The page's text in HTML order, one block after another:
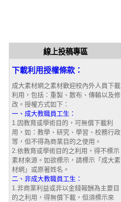
線上投稿專區
下載利用授權條款：
成大素材網之素材歡迎校內外人員下載
利用，包括：重製、散布、傳輸以及修
改。授權方式如下：
一、成大教職員工生：
1.因教育或學術目的，可無償下載利
用，如：教學、研究、學習、校務行政
等，但不得為商業目的之使用。
2.依教育或學術目的之利用，得不標示
素材來源。如欲標示，請標示「成大素
材網」或原著姓名。
二、非成大教職員工生：
1.非商業利益或非以金錢報酬為主要目
的之利用，得無償下載，但須標示來